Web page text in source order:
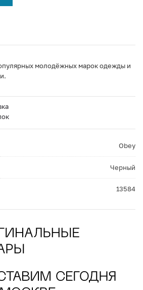
молодёжных марок одежды и
Obey
Черный
13584